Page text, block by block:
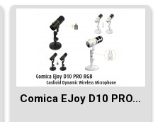
Comica EJoy D10 PRO...